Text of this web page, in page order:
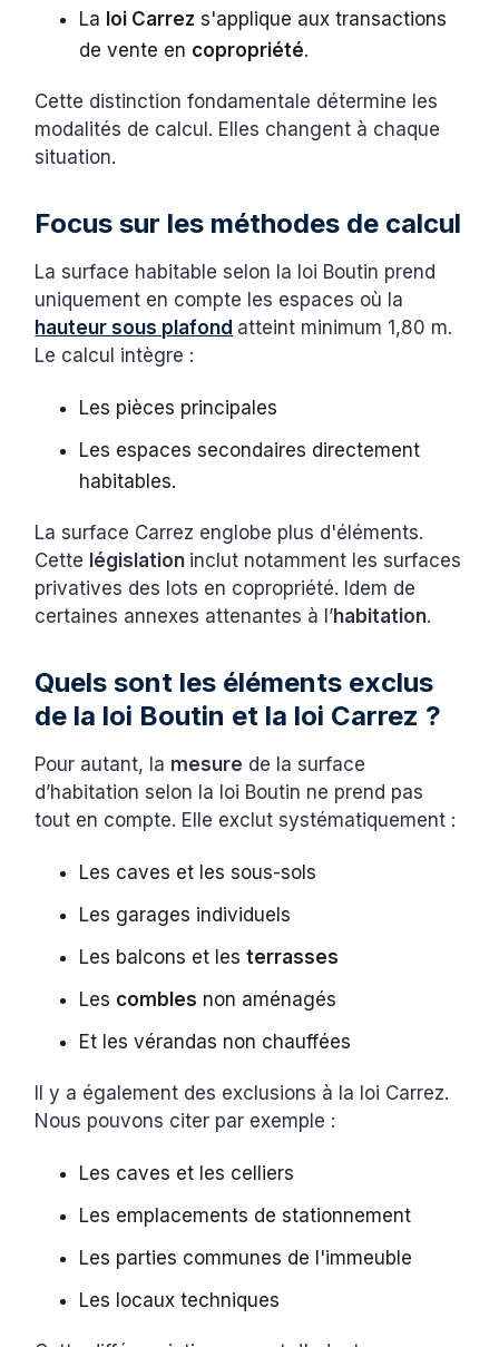
La loi Carrez s'applique aux transactions
de vente en copropriété.
Cette distinction fondamentale détermine les
modalités de calcul. Elles changent à chaque
situation.
Focus sur les méthodes de calcul
La surface habitable selon la loi Boutin prend
uniquement en compte les espaces où la
hauteur sous plafond atteint minimum 1,80 m.
Le calcul intègre :
Les pièces principales
Les espaces secondaires directement
habitables.
La surface Carrez englobe plus d'éléments.
Cette législation inclut notamment les surfaces
privatives des lots en copropriété. Idem de
certaines annexes attenantes à l’habitation.
Quels sont les éléments exclus
de la loi Boutin et la loi Carrez ?
Pour autant, la mesure de la surface
d’habitation selon la loi Boutin ne prend pas
tout en compte. Elle exclut systématiquement :
Les caves et les sous-sols
Les garages individuels
Les balcons et lesterrasses
Les combles non aménagés
Et les vérandas non chauffées
Il y a également des exclusions à la loi Carrez.
Nous pouvons citer par exemple :
Les caves et les celliers
Les emplacements de stationnement
Les parties communes de l'immeuble
Les locaux techniques